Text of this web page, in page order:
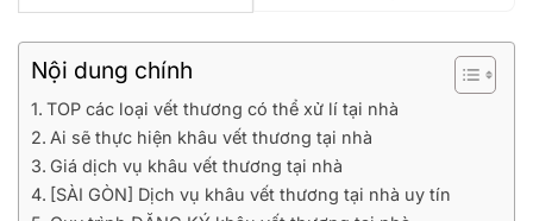
Nội dung chính
TOP các loại vết thương có thể xử lí tại nhà
Ai sẽ thực hiện khâu vết thương tại nhà
Giá dịch vụ khâu vết thương tại nhà
[SÀI GÒN] Dịch vụ khâu vết thương tại nhà uy tín